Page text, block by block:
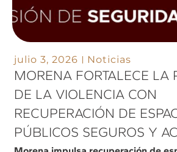
julio 3, 2026 Noticias
MORENA FORTALECE LA
DE LA VIOLENCIA CON
RECUPERACIÓN DE
PÚBLICOS SEGUROS Y